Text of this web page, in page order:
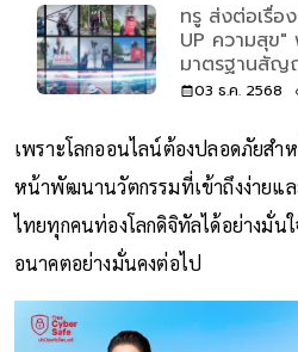
ทรู ส่งต่อเรื่
UP ความสุข"
มาตรฐานสั
03 ธ.ค. 2568
เพราะโลกออนไลน์ต้องปลอดภัยสำ
หน้าพัฒนานวัตกรรมที่เข้าถึงง่ายแล
ไทยทุกคนท่องโลกดิจิทัลได้อย่างมั่น
อนาคตอย่างมั่นคงต่อไป